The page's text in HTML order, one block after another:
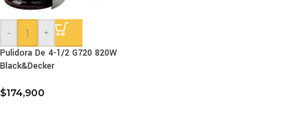
-
+
Pulidora De 4-1/2 G720 820W
Black&Decker
$174,900